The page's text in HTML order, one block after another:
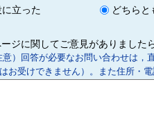
に立った どちらと
ジに関してご意見がありました
意）回答が必要なお問い合わせは
お受けできません）。また住所・